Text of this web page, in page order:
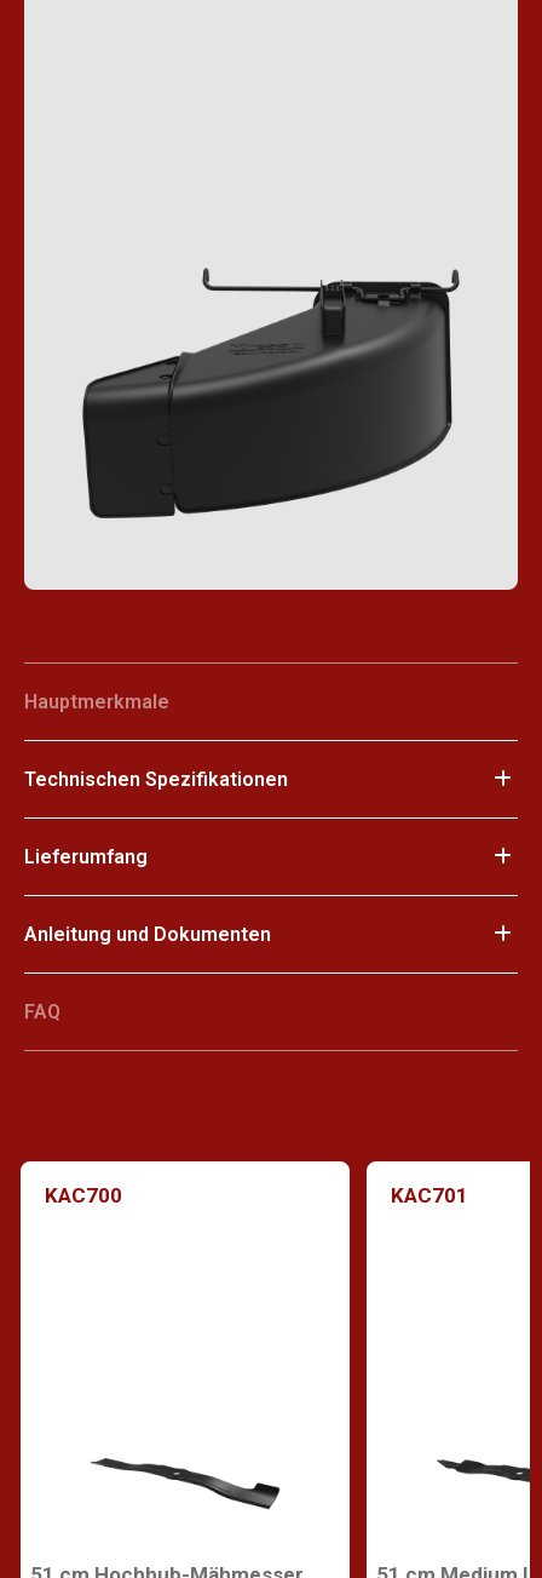
Hauptmerkmale
Technischen Spezifikationen
Lieferumfang
Anleitung und Dokumenten
FAQ
KAC700 KAC701